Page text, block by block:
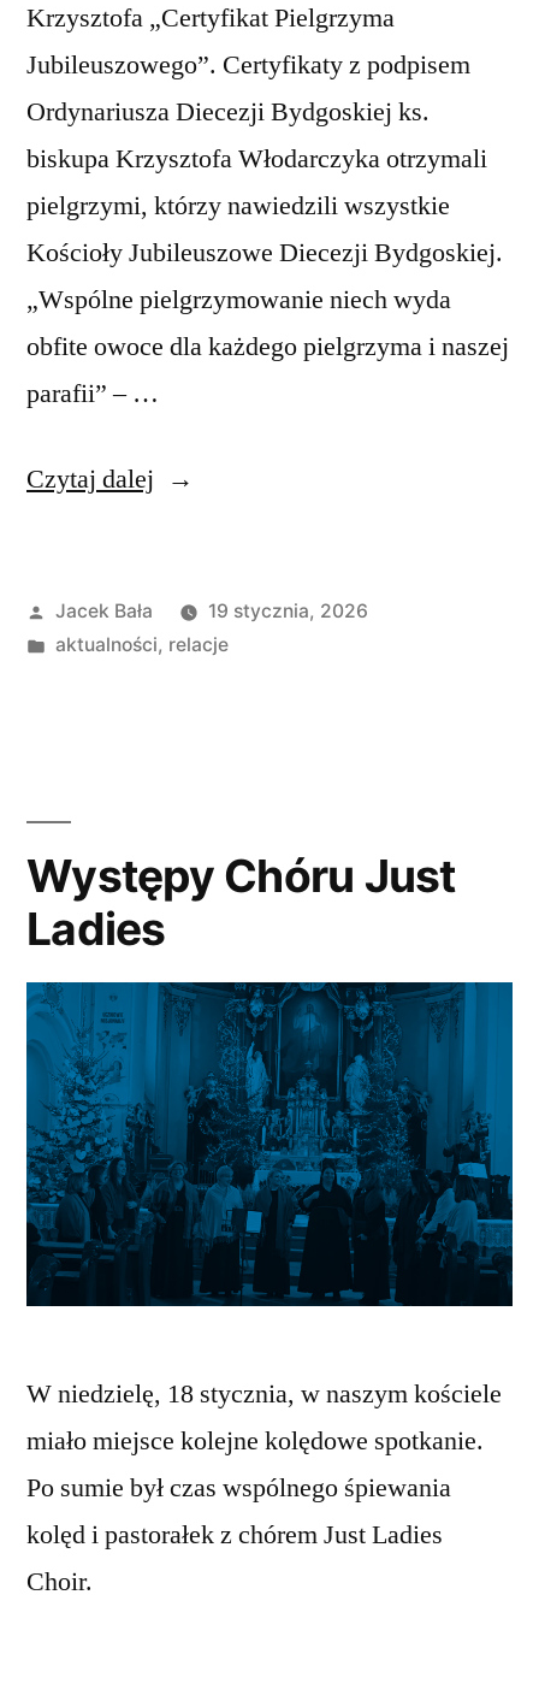
Krzysztofa „Certyfikat Pielgrzyma
Jubileuszowego”. Certyfikaty z podpisem
Ordynariusza Diecezji Bydgoskiej ks.
biskupa Krzysztofa Włodarczyka otrzymali
pielgrzymi, którzy nawiedzili wszystkie
Kościoły Jubileuszowe Diecezji Bydgoskiej.
„Wspólne pielgrzymowanie niech wyda
obfite owoce dla każdego pielgrzyma i naszej
parafii” – …
Czytaj dalej „Spotkanie
Opublikowane
przez
Jacek Bała
19 stycznia, 2026
Opublikowano
aktualności, relacje
Występy Chóru Just
Ladies
W niedzielę, 18 stycznia, w naszym kościele
miało miejsce kolejne kolędowe spotkanie.
Po sumie był czas wspólnego śpiewania
kolęd i pastorałek z chórem Just Ladies
Choir.